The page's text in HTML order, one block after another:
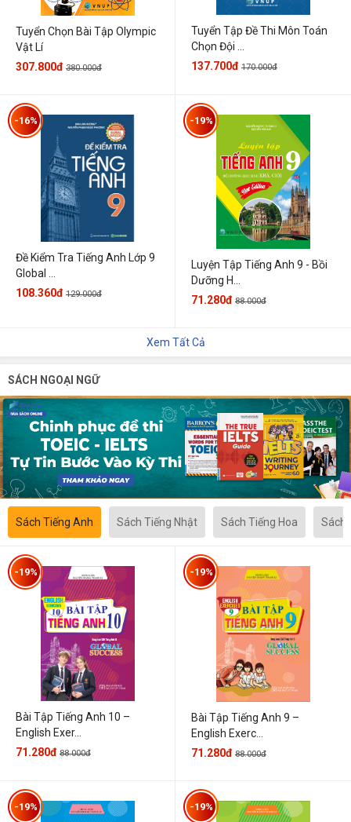
Tuyển Chọn Bài Tập Olympic
Vật Lí
307.800đ 380.000đ
Tuyển Tập Đề Thi Môn Toán
Chọn Đội ...
137.700đ 170.000đ
Đề Kiểm Tra Tiếng Anh Lớp 9
Global ...
-16%
108.360đ 129.000đ
Luyện Tập Tiếng Anh 9 - Bồi
Dưỡng H...
-19%
71.280đ 88.000đ
Xem Tất Cả
SÁCH NGOẠI NGỮ
Sách Tiếng Anh Sách Tiếng Nhật Sách Tiếng Hoa Sách
Bài Tập Tiếng Anh 10 –
English Exer...
-19%
71.280đ 88.000đ
Bài Tập Tiếng Anh 9 –
English Exerc...
-19%
71.280đ 88.000đ
-19% -19%